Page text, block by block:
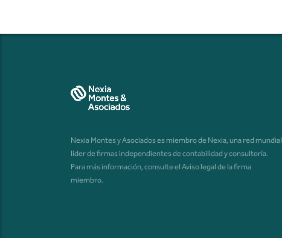
Nexia Montes y Asociados es miembro de Nexia, una red mundial
líder de firmas independientes de contabilidad y consultoría.
Para más información, consulte el Aviso legal de la firma
miembro.